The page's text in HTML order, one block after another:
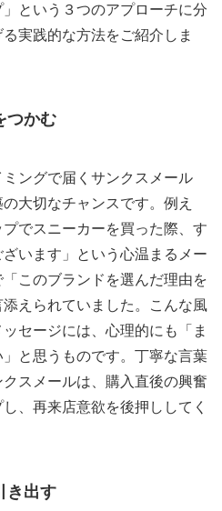
という３つのアプローチに分
実践的な方法をご紹介しま
つかむ
ングで届くサンクスメール
大切なチャンスです。例え
でスニーカーを買った際、す
います」という心温まるメー
このブランドを選んだ理由を
えられていました。こんな風
セージには、心理的にも「ま
と思うものです。丁寧な言葉
スメールは、購入直後の興奮
、再来店意欲を後押ししてく
き出す